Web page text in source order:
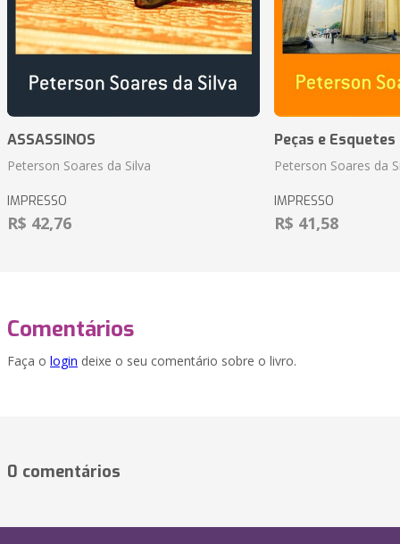
ASSASSINOS
Peterson Soares da Silva
IMPRESSO
R$ 42,76
Peças e
Peterson Soares da
IMPRESSO
R$ 41,58
Comentários
Faça o login deixe o seu comentário sobre o livro.
0 comentários